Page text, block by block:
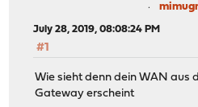
July 28, 2019, 08:08:24 PM
#1
Wie sieht denn dein WAN aus
Gateway erscheint